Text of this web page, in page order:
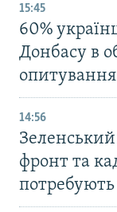
15:45
60%
Донбасу в
опитування
14:56
фронт та